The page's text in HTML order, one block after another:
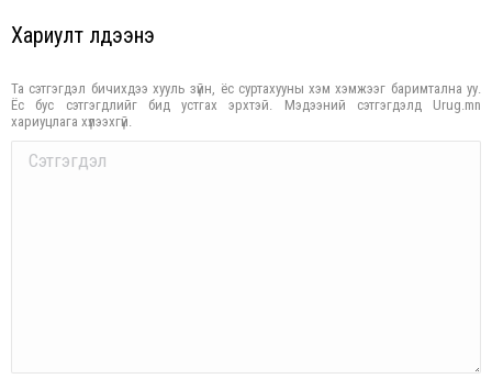
Хариулт үлдээнэ үү
Та сэтгэгдэл бичихдээ хууль зүйн, ёс суртахууны хэм хэмжээг баримтална уу.
Ёс бус сэтгэгдлийг бид устгах эрхтэй. Мэдээний сэтгэгдэлд Urug.mn
хариуцлага хүлээхгүй.
Comment